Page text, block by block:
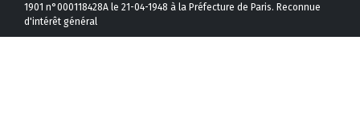
1901 n°000118428A le 21-04-1948 à la Préfecture de Paris. Reconnue
d'intérêt général